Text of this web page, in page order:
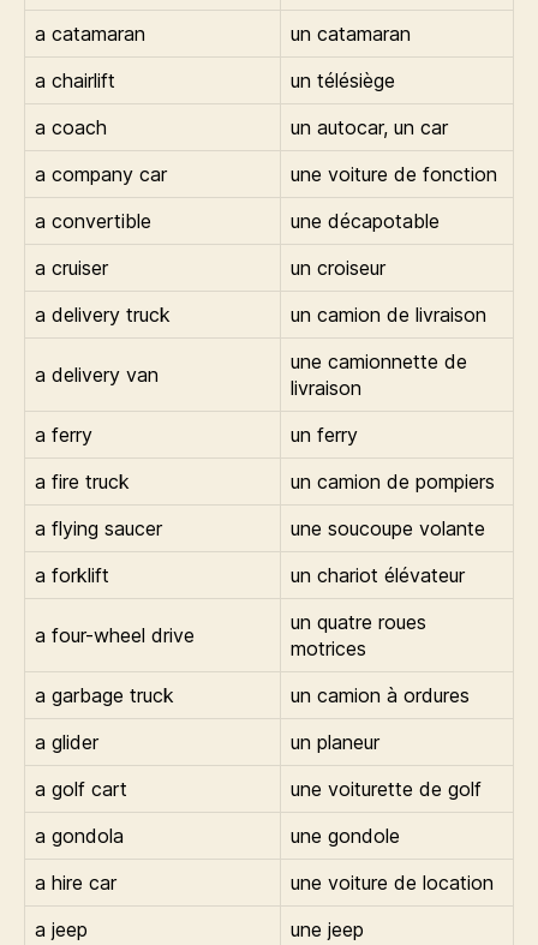
a catamaran
un catamaran
a chairlift
un télésiège
a coach
un autocar, un car
a company car
une voiture de fonction
a convertible
une décapotable
a cruiser
un croiseur
a delivery truck
un camion de livraison
a delivery van
une camionnette de
livraison
a ferry
un ferry
a fire truck
un camion de pompiers
a flying saucer
une soucoupe volante
a forklift
un chariot élévateur
a four-wheel drive
un quatre roues
motrices
a garbage truck
un camion à ordures
a glider
un planeur
a golf cart
une voiturette de golf
a gondola
une gondole
a hire car
une voiture de location
a jeep
une jeep